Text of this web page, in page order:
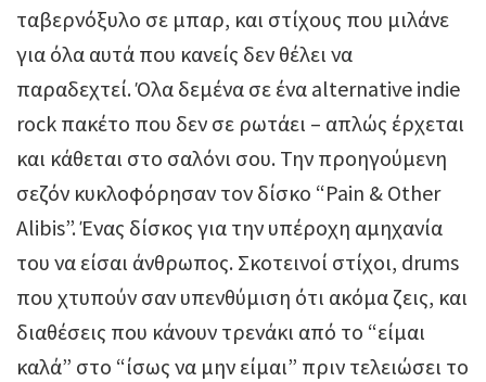
ταβερνόξυλο σε μπαρ, και στίχους που μιλάνε
για όλα αυτά που κανείς δεν θέλει να
παραδεχτεί. Όλα δεμένα σε ένα alternative indie
rock πακέτο που δεν σε ρωτάει – απλώς έρχεται
και κάθεται στο σαλόνι σου. Την προηγούμενη
σεζόν κυκλοφόρησαν τον δίσκο “Pain & Other
Alibis”. Ένας δίσκος για την υπέροχη αμηχανία
του να είσαι άνθρωπος. Σκοτεινοί στίχοι, drums
που χτυπούν σαν υπενθύμιση ότι ακόμα ζεις, και
διαθέσεις που κάνουν τρενάκι από το “είμαι
καλά” στο “ίσως να μην είμαι” πριν τελειώσει το